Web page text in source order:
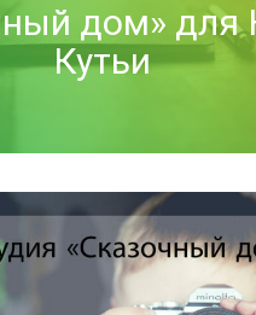
дом» для
Кутьи